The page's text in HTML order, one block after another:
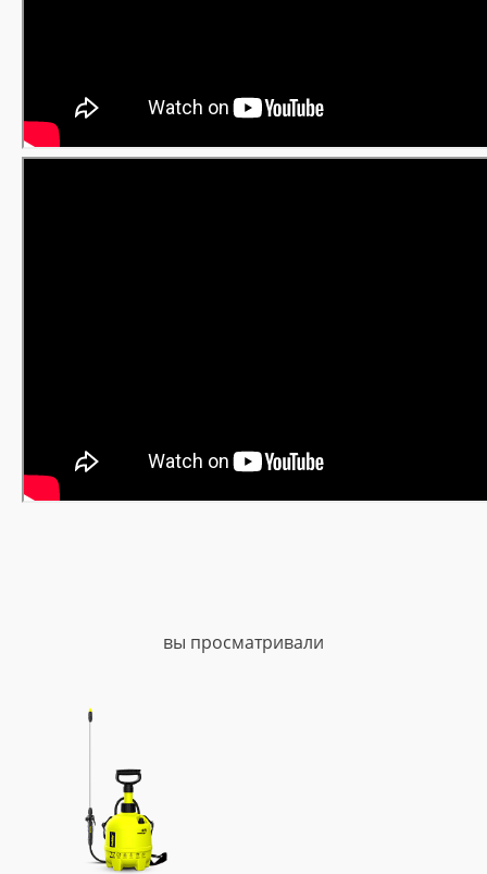
вы просматривали